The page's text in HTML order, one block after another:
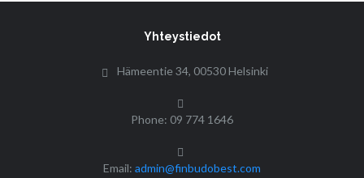
Yhteystiedot
Hämeentie 34, 00530 Helsinki
Phone: 09 774 1646
Email: admin@finbudobest.com